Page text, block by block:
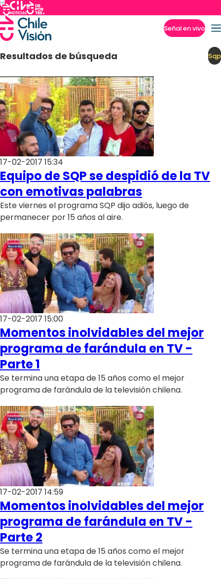
Señal en vivo
Resultados de búsqueda Sqp
17-02-2017 15:34
Equipo de SQP se despidió de la TV
con emotivas palabras
Este viernes el programa SQP dijo adiós, luego de
permanecer por 15 años al aire.
17-02-2017 15:00
Momentos inolvidables del mejor
programa de farándula en TV -
Parte 1
Se termina una etapa de 15 años como el mejor
programa de farándula de la televisión chilena.
17-02-2017 14:59
Momentos inolvidables del mejor
programa de farándula en TV -
Parte 2
Se termina una etapa de 15 años como el mejor
programa de farándula de la televisión chilena.
Imperdibles
Programas
Club De La Comedia
Contigo en Directo
Plan Perfecto
El Tiempo
Sabingo
Todos Los Programas